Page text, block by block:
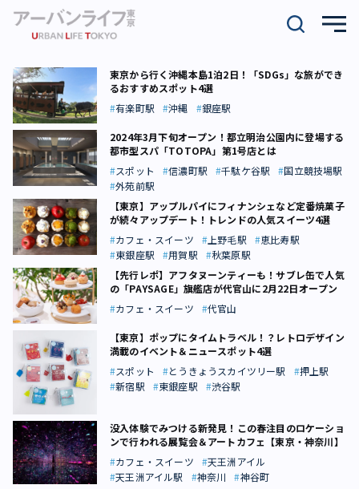
東京から行く沖縄本島1泊2日！「SDGs」な旅ができ
るおすすめスポット4選
有楽町駅
沖縄 銀座駅
2024年3月下旬オープン！都立明治公園内に登場する
都市型スパ「TOTOPA」第1号店とは
スポット
信濃町駅 千駄ケ谷駅
国立競技場駅
外苑前駅
【東京】アップルパイにフィナンシェなど定番焼菓子
が続々アップデート！トレンドの人気スイーツ4選
カフェ・スイーツ
上野毛駅
恵比寿駅
東銀座駅
用賀駅
秋葉原駅
【先行レポ】アフタヌーンティーも！サブレ缶で人気
の「PAYSAGE」旗艦店が代官山に2月22日オープン
カフェ・スイーツ
代官山
【東京】ポップにタイムトラベル！？レトロデザイン
満載のイベント＆ニュースポット4選
スポット
とうきょうスカイツリー駅
押上駅
新宿駅
東銀座駅 渋谷駅
没入体験でみつける新発見！この春注目のロケーショ
ンで行われる展覧会＆アートカフェ【東京・神奈川】
カフェ・スイーツ
天王洲アイル
天王洲アイル駅
神奈川
神谷町